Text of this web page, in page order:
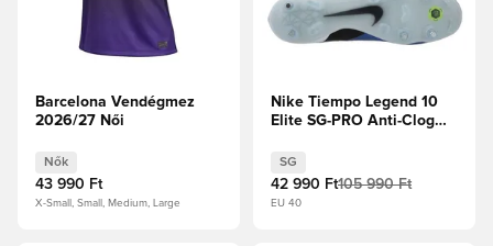
Barcelona Vendégmez
2026/27 Női
Nők
43 990 Ft
X-Small, Small, Medium, Large
Nike Tiempo Legend 10
Elite SG-PRO Anti-Clog
Szárnyalj/Fehér
SG
42 990 Ft105 990 Ft
EU 40